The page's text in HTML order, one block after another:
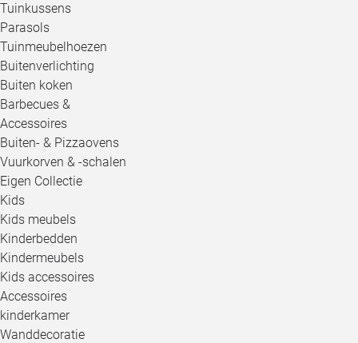
Tuinkussens
Parasols
Tuinmeubelhoezen
Buitenverlichting
Buiten koken
Barbecues &
Accessoires
Buiten- & Pizzaovens
Vuurkorven & -schalen
Eigen Collectie
Kids
Kids meubels
Kinderbedden
Kindermeubels
Kids accessoires
Accessoires
kinderkamer
Wanddecoratie